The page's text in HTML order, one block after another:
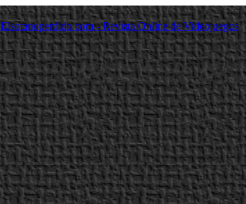
Elsotanoperdido.com - Revista Online de Videojuegos